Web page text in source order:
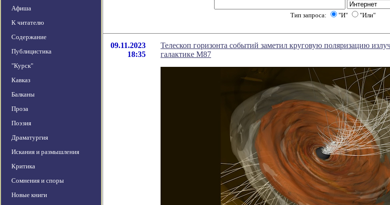
Афиша
К читателю
Содержание
Публицистика
"Курск"
Кавказ
Балканы
Проза
Поэзия
Драматургия
Искания и размышления
Критика
Сомнения и споры
Новые книги
Тип запроса: "И" "Или"
09.11.2023
18:35
Телескоп горизонта событий заметил круговую поляризацию
галактике М87